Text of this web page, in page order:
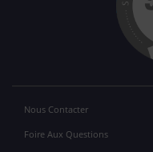
Nous Contacter
Foire Aux Questions